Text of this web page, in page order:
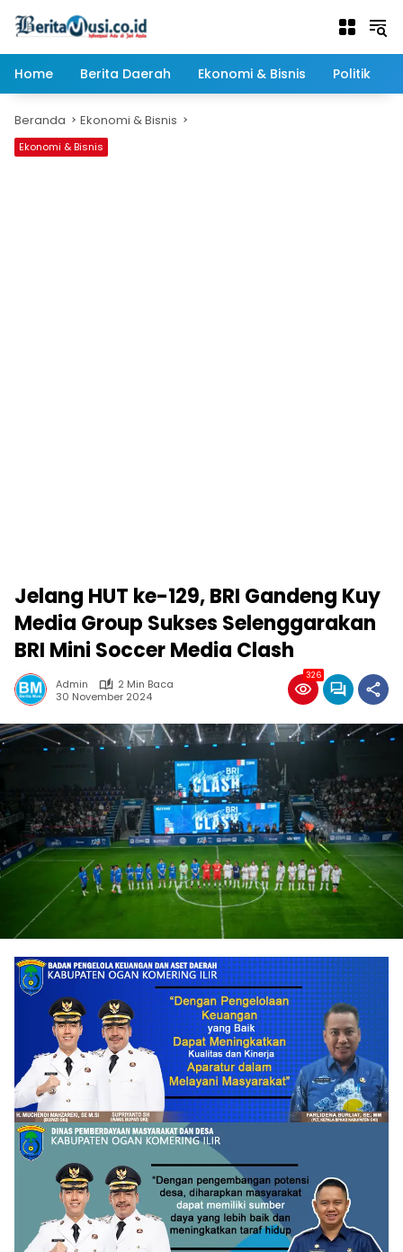
Home
Berita Daerah Ekonomi & Bisnis Politik
Beranda Ekonomi & Bisnis
Ekonomi & Bisnis
Jelang HUT ke-129, BRI Gandeng Kuy
Media Group Sukses Selenggarakan
BRI Mini Soccer Media Clash
Admin
2 Min Baca
30 November 2024
326